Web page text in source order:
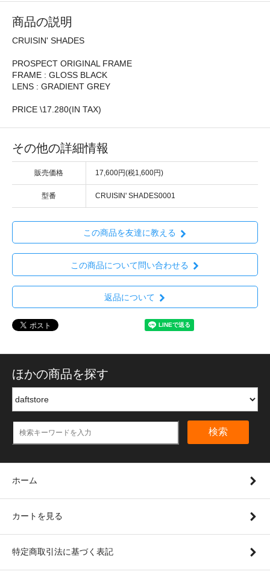
商品の説明
CRUISIN' SHADES
PROSPECT ORIGINAL FRAME
FRAME : GLOSS BLACK
LENS : GRADIENT GREY
PRICE \17.280(IN TAX)
その他の詳細情報
販売価格 17,600円(税1,600円)
型番 CRUISIN' SHADES0001
この商品を友達に教える
この商品について問い合わせる
返品について
ほかの商品を探す
検索
ホーム
カートを見る
特定商取引法に基づく表記